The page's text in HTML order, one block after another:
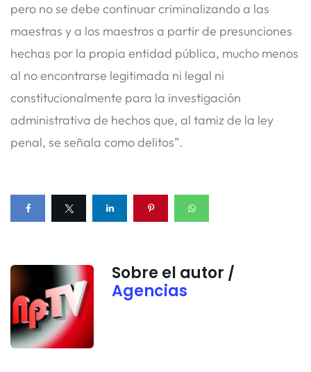
pero no se debe continuar criminalizando a las
maestras y a los maestros a partir de presunciones
hechas por la propia entidad pública, mucho menos
al no encontrarse legitimada ni legal ni
constitucionalmente para la investigación
administrativa de hechos que, al tamiz de la ley
penal, se señala como delitos”.
Sobre el autor /
Agencias